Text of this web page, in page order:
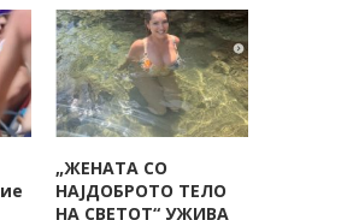
„ЖЕНАТА СО
НАЈДОБРОТО ТЕЛО
НА СВЕТОТ“ УЖИВА